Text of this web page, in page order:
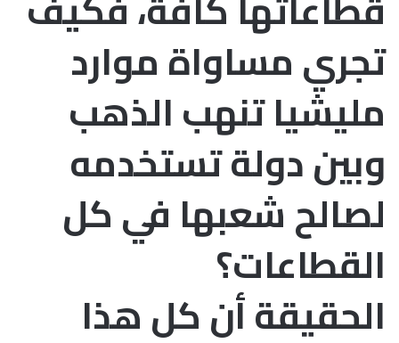
تجري مساواة موارد
مليشيا تنهب الذهب
وبين دولة تستخدمه
لصالح شعبها في كل
القطاعات؟
الحقيقة أن كل هذا